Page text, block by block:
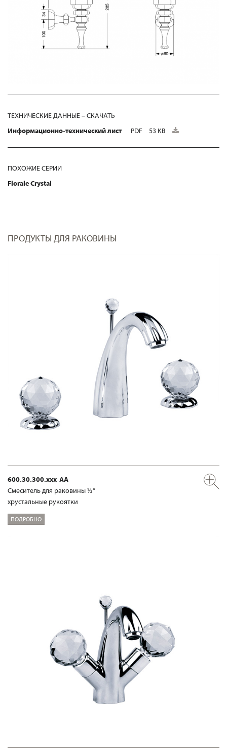
ТЕХНИЧЕСКИЕ ДАННЫЕ – СКАЧАТЬ
Информационно-технический лист
PDF 53 KB
ПОХОЖИЕ СЕРИИ
Florale Crystal
ПРОДУКТЫ ДЛЯ РАКОВИНЫ
600.30.300.xxx-AA
Смеситель для раковины ½“
хрустальные рукоятки
ПОДРОБНО